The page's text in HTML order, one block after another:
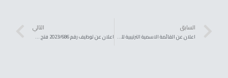
السابق
اعلان عن القائمة الاسمية الترتيبية للموظفين المترشحين للدورة القصيرة المدى
التالي
اعلان عن توظيف رقم 2023/686 فتح مسابقة للتوظيف بعنوان 2023